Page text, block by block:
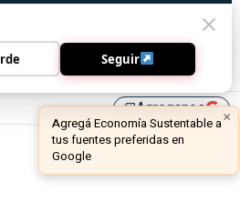
library_addAgreganos
Seguir